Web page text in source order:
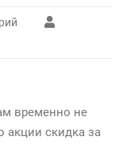
временно не
акции скидка за